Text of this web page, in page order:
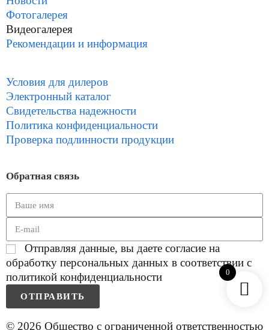
Фотогалерея
Видеогалерея
Рекомендации и информация
Условия для дилеров
Электронный каталог
Свидетельства надежности
Политика конфиденциальности
Проверка подлинности продукции
Обратная связь
Отправляя данные, вы даете согласие на
обработку персональных данных в соответствии с
политикой конфиденциальности
ОТПРАВИТЬ
© 2026 Общество с ограниченной ответственностью
0